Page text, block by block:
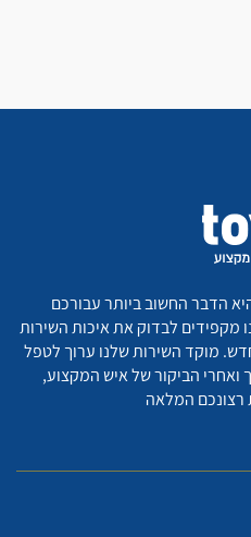
הדבר החשוב ביותר עבורכם
מקפידים לבדוק את איכות השירות
מוקד השירות שלנו ערוך לטפל
הביקור של איש המקצוע,
רצונכם המלאה